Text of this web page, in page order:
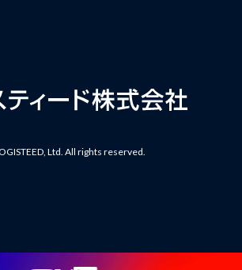
Ltd. All rights reserved.